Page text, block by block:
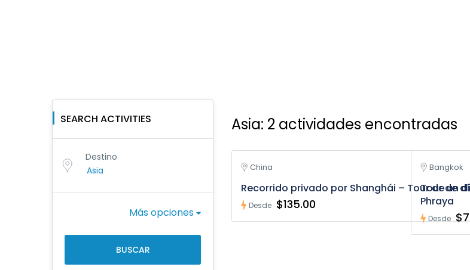
SEARCH ACTIVITIES
Destino
Más opciones
BUSCAR
Asia: 2 actividades encontradas
China
Recorrido privado por Shanghái – Tour de un
Desde $135.00
Bangkok
Tour de
Phraya
Desde